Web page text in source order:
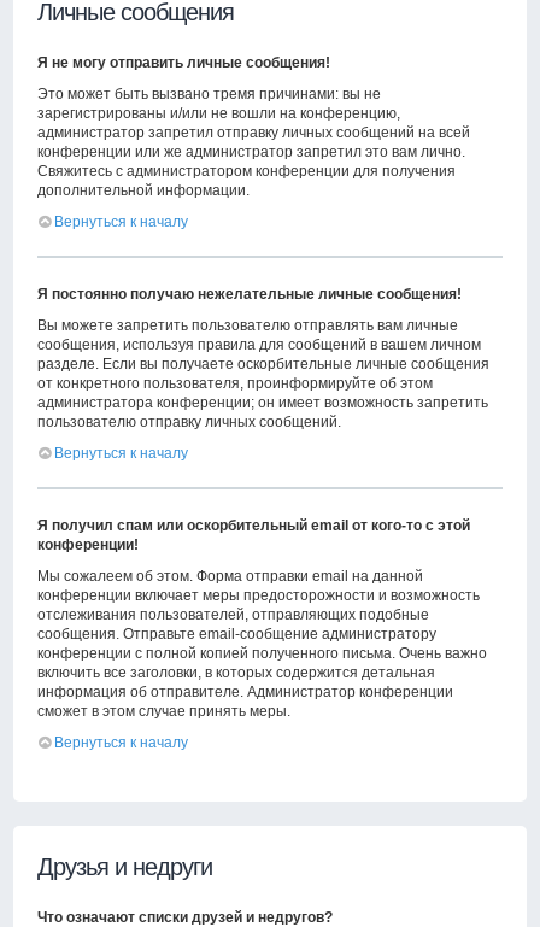
Личные сообщения
Я не могу отправить личные сообщения!
Это может быть вызвано тремя причинами: вы не
зарегистрированы и/или не вошли на конференцию,
администратор запретил отправку личных сообщений на всей
конференции или же администратор запретил это вам лично.
Свяжитесь с администратором конференции для получения
дополнительной информации.
Вернуться к началу
Я постоянно получаю нежелательные личные сообщения!
Вы можете запретить пользователю отправлять вам личные
сообщения, используя правила для сообщений в вашем личном
разделе. Если вы получаете оскорбительные личные сообщения
от конкретного пользователя, проинформируйте об этом
администратора конференции; он имеет возможность запретить
пользователю отправку личных сообщений.
Вернуться к началу
Я получил спам или оскорбительный email от кого-то с этой
конференции!
Мы сожалеем об этом. Форма отправки email на данной
конференции включает меры предосторожности и возможность
отслеживания пользователей, отправляющих подобные
сообщения. Отправьте email-сообщение администратору
конференции с полной копией полученного письма. Очень важно
включить все заголовки, в которых содержится детальная
информация об отправителе. Администратор конференции
сможет в этом случае принять меры.
Вернуться к началу
Друзья и недруги
Что означают списки друзей и недругов?